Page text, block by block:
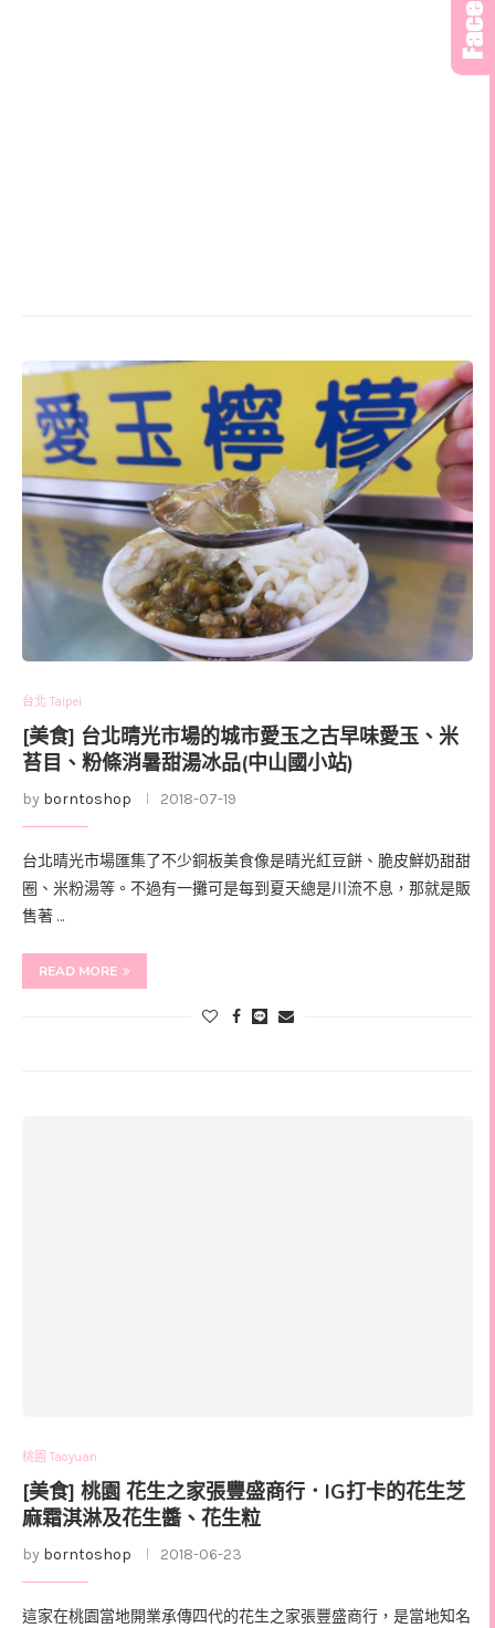
台北 Taipei
[美食] 台北晴光市場的城市愛玉之古早味愛玉、米
苔目、粉條消暑甜湯冰品(中山國小站)
by borntoshop 2018-07-19
台北晴光市場匯集了不少銅板美食像是晴光紅豆餅、脆皮鮮奶甜甜
圈、米粉湯等。不過有一攤可是每到夏天總是川流不息，那就是販
售著 …
READ MORE
桃園 Taoyuan
[美食] 桃園 花生之家張豐盛商行．IG打卡的花生芝
麻霜淇淋及花生醬、花生粒
by borntoshop 2018-06-23
這家在桃園當地開業承傳四代的花生之家張豐盛商行，是當地知名